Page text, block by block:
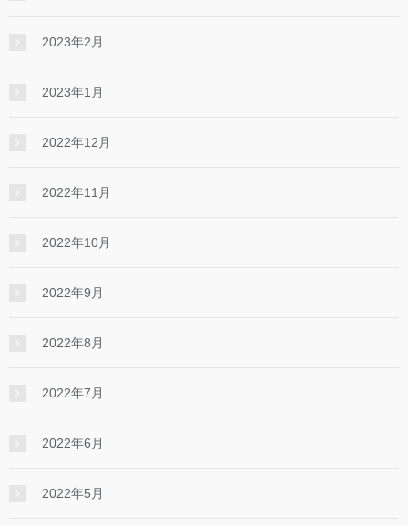
2023年2月
2023年1月
2022年12月
2022年11月
2022年10月
2022年9月
2022年8月
2022年7月
2022年6月
2022年5月